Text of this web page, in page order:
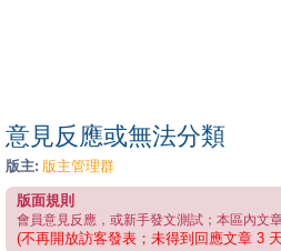
意見反應或無法分類
版主: 版主管理群
版面規則
會員意見反應，或新手發文測試；本區內文
(不再開放訪客發表；未得到回應文章 3